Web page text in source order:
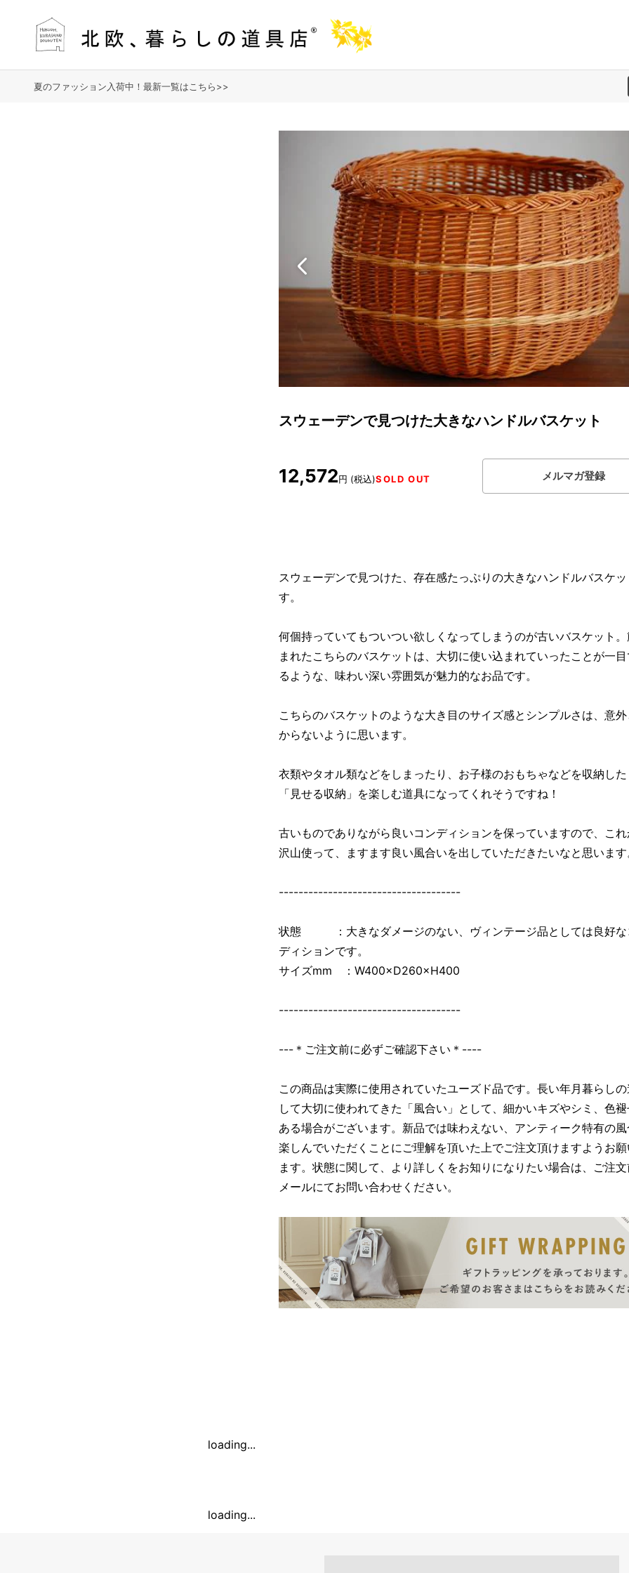
夏のファッション入荷中！最新一覧はこちら>>
スウェーデンで見つけた大きなハンドルバスケット
12,572円 (税込)SOLD OUT メルマガ登録
スウェーデンで見つけた、存在感たっぷりの大きなハンドルバスケ
す。
何個持っていてもついつい欲しくなってしまうのが古いバスケット
まれたこちらのバスケットは、大切に使い込まれていったことが一
るような、味わい深い雰囲気が魅力的なお品です。
こちらのバスケットのような大き目のサイズ感とシンプルさは、意
からないように思います。
衣類やタオル類などをしまったり、お子様のおもちゃなどを収納し
「見せる収納」を楽しむ道具になってくれそうですね！
古いものでありながら良いコンディションを保っていますので、こ
沢山使って、ますます良い風合いを出していただきたいなと思いま
-------------------------------------
状態 ：大きなダメージのない、ヴィンテージ品としては良好な
ディションです。
サイズmm ：W400×D260×H400
-------------------------------------
---＊ご注文前に必ずご確認下さい＊----
この商品は実際に使用されていたユーズド品です。長い年月暮らし
して大切に使われてきた「風合い」として、細かいキズやシミ、色
ある場合がございます。新品では味わえない、アンティーク特有の
楽しんでいただくことにご理解を頂いた上でご注文頂けますようお
ます。状態に関して、より詳しくをお知りになりたい場合は、ご注
メールにてお問い合わせください。
loading...
loading...